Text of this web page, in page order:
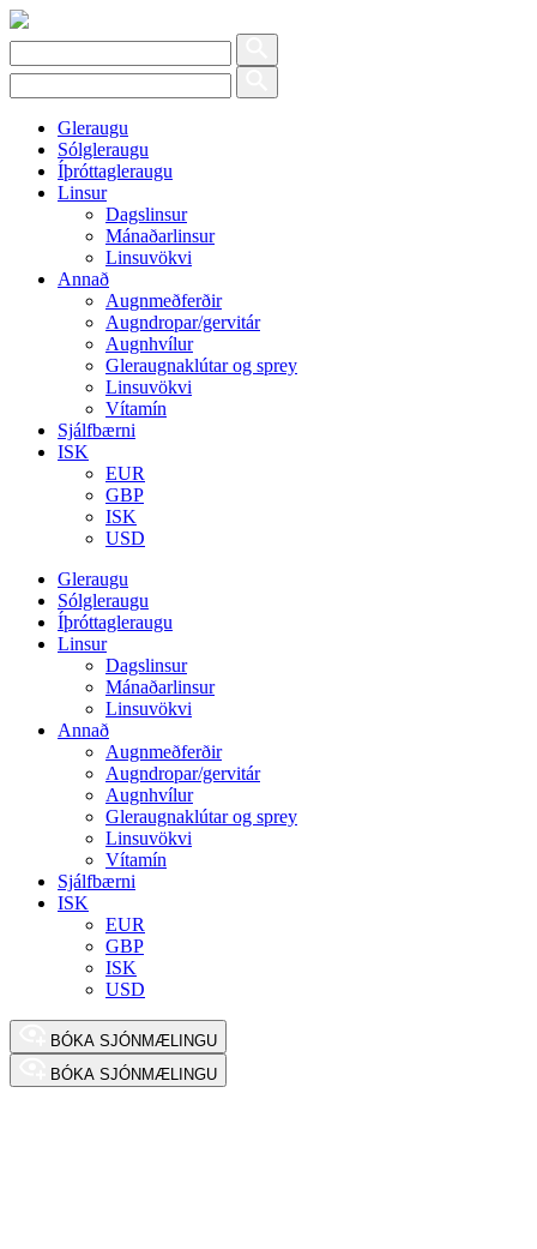
Gleraugu
Sólgleraugu
Íþróttagleraugu
Linsur
Dagslinsur
Mánaðarlinsur
Linsuvökvi
Annað
Augnmeðferðir
Augndropar/gervitár
Augnhvílur
Gleraugnaklútar og sprey
Linsuvökvi
Vítamín
Sjálfbærni
ISK
EUR
GBP
ISK
USD
Gleraugu
Sólgleraugu
Íþróttagleraugu
Linsur
Dagslinsur
Mánaðarlinsur
Linsuvökvi
Annað
Augnmeðferðir
Augndropar/gervitár
Augnhvílur
Gleraugnaklútar og sprey
Linsuvökvi
Vítamín
Sjálfbærni
ISK
EUR
GBP
ISK
USD
BÓKA SJÓNMÆLINGU
BÓKA SJÓNMÆLINGU